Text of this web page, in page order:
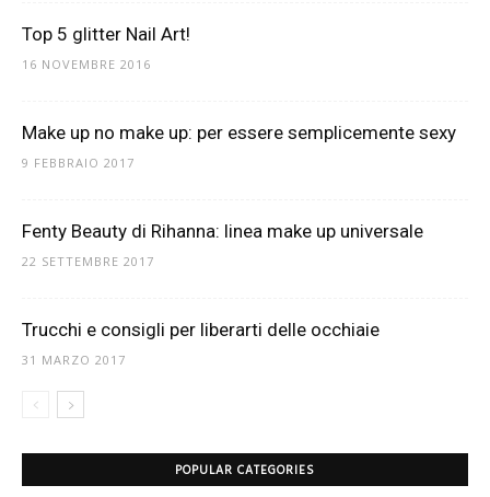
Top 5 glitter Nail Art!
16 NOVEMBRE 2016
Make up no make up: per essere semplicemente sexy
9 FEBBRAIO 2017
Fenty Beauty di Rihanna: linea make up universale
22 SETTEMBRE 2017
Trucchi e consigli per liberarti delle occhiaie
31 MARZO 2017
POPULAR CATEGORIES